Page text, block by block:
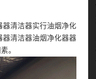
清洁器实行油烟净化
清洁器油烟净化器器
。